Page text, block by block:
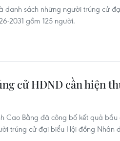
danh sách những người trúng cử
2031 gồm 125 người.
cử HĐND cần hiện
Cao Bằng đã công bố kết quả
trúng cử đại biểu Hội đồng Nhân